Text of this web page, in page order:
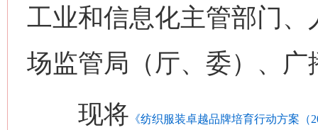
工业和信息化主管部门
场监管局（厅、委）、
现将 《纺织服装卓越品牌培育行动方案（